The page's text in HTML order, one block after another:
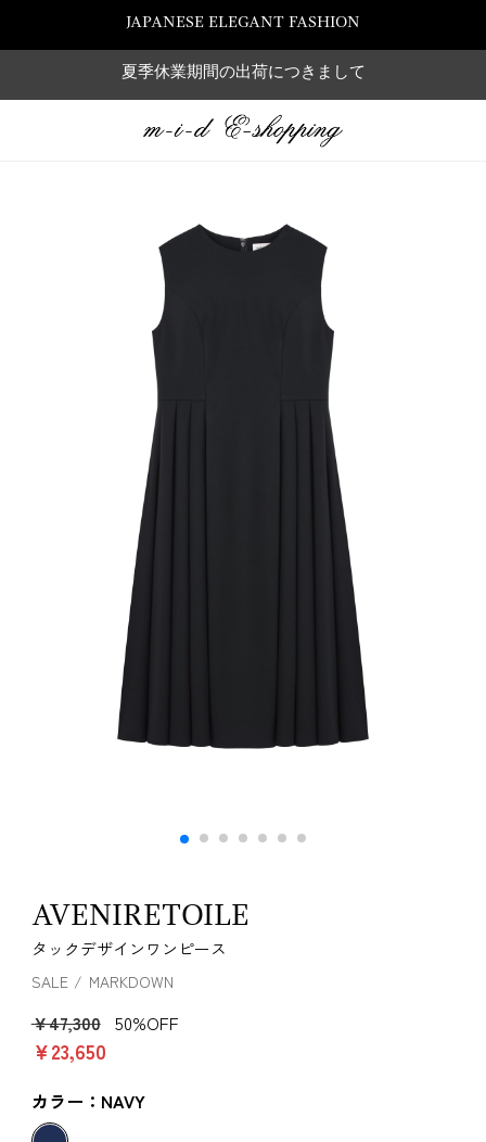
JAPANESE ELEGANT FASHION
夏季休業期間の出荷につきまして
AVENIRETOILE
タックデザインワンピース
SALE MARKDOWN
￥47,300 50%OFF
￥23,650
カラー：NAVY